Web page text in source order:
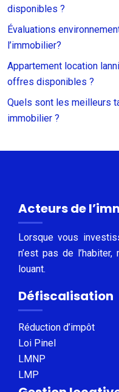
disponibles ?
Évaluations
l’immobilier?
Appartement location
offres disponibles ?
Quels sont les meilleurs
immobilier ?
Acteurs de
Lorsque vous
n’est pas de
louant.
Défiscalisation
Réduction d’impôt
Loi Pinel
LMNP
LMP